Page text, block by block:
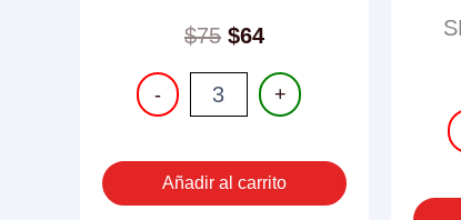
$75 $64
-
JUEGO
DE
+
Añadir al carrito